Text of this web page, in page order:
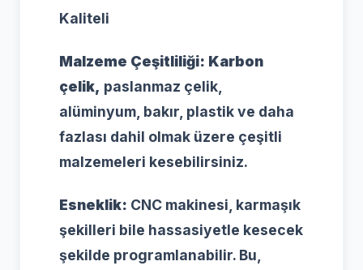
Kaliteli
Malzeme Çeşitliliği: Karbon
çelik, paslanmaz çelik,
alüminyum, bakır, plastik ve daha
fazlası dahil olmak üzere çeşitli
malzemeleri kesebilirsiniz.
Esneklik: CNC makinesi, karmaşık
şekilleri bile hassasiyetle kesecek
şekilde programlanabilir. Bu,